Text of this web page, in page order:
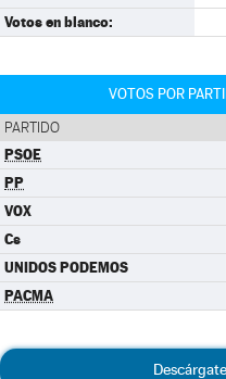
Votos en blanco:
VOTOS POR
PARTIDO
PSOE
PP
VOX
Cs
UNIDOS PODEMOS
PACMA